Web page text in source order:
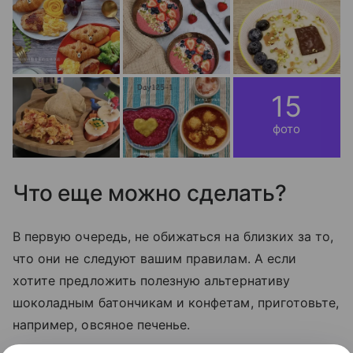
15
фото
Что еще можно сделать?
В первую очередь, не обижаться на близких за то,
что они не следуют вашим правилам. А если
хотите предложить полезную альтернативу
шоколадным батончикам и конфетам, приготовьте,
например, овсяное печенье.